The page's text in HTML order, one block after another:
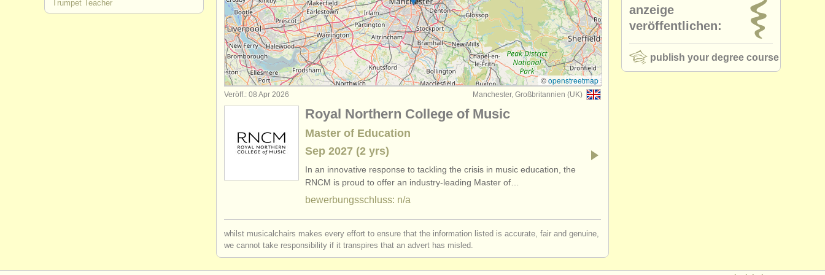
kurse: zink (1)
kurse: cornet (1)
degree courses: trompete (10)
degree courses: zink
degree courses: cornet
wettbewerb trompet (4)
kleinanzeigen trompete (2)
©openstreetmap
Manchester, Großbritannien (UK)
Veröff.: 08 Apr 2026
Royal Northern College of Music
Master of Education
Sep 2027 (2 yrs)
In an innovative response to tackling the crisis in music education, the
RNCM is proud to offer an industry-leading Master of…
bewerbungsschluss: n/a
whilst musicalchairs makes every effort to ensure that the information listed is accurate, fair and genuine,
we cannot take responsibility if it transpires that an advert has misled.
Trumpet Teacher
anzeige
veröffentlichen:
publish your degree course